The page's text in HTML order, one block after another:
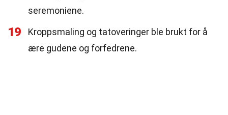
seremoniene.
19
Kroppsmaling og tatoveringer ble brukt for å
ære gudene og forfedrene.